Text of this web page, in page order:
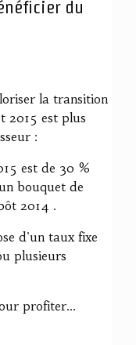
du
la transition
2015 est plus
:
est de 30 %
bouquet de
2014 .
d'un taux fixe
plusieurs
profiter...